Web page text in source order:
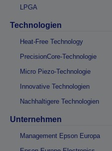
LPGA
Technologien
Heat-Free Technology
PrecisionCore-Technologie
Micro Piezo-Technologie
Innovative Technologien
Nachhaltigere Technologien
Unternehmen
Management Epson Europa